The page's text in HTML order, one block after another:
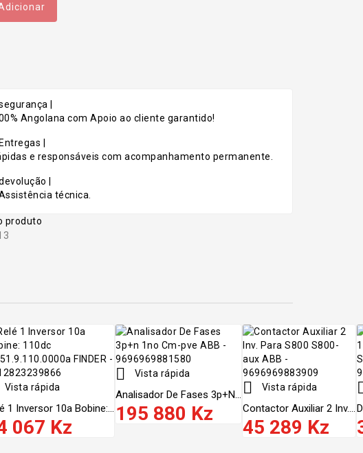
|
Angolana com Apoio ao cliente garantido!
|
e responsáveis com acompanhamento permanente.
|
técnica.
produto
Vista rápida
1 Inversor 10a Bobine:...
067 Kz
 Vista rápida
Analisador De Fases 3p+n...
195 880 Kz
 Vista rápida
Contactor Auxiliar 2 Inv....
45 289 Kz